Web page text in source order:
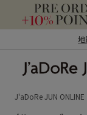
地
ン オンライン）
J'aDoRe JUN ONLINE